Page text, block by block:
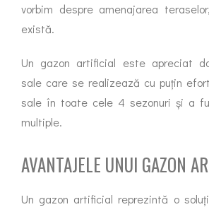
vorbim despre amenajarea
există.
Un gazon artificial este apreciat
sale care se realizează cu puțin
sale în toate cele 4 sezonuri și a
multiple.
AVANTAJELE UNUI GAZON
Un gazon artificial reprezintă o